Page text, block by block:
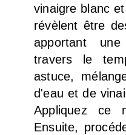
vinaigre blanc
révèlent être
apportant
travers le
astuce,
d'eau et de
Appliquez ce
Ensuite,